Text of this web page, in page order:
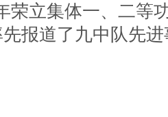
立集体一、二等
报道了九中队先